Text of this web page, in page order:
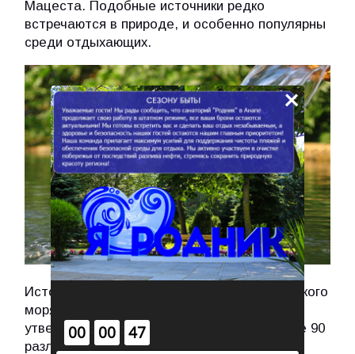
Мацеста. Подобные источники редко
встречаются в природе, и особенно популярны
среди отдыхающих.
Источник берет свое начало в водах Азовского
моря. На сегодняшний день в них, как
утверждают ученые, уже обнаружено более 90
различных химических элементов,
×
00 00 47